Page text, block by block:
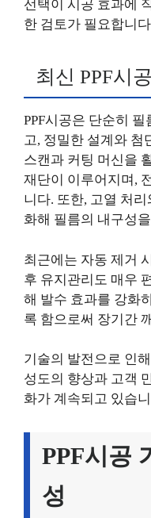
선택이 시공 효과에
한 검토가 필요합니
최신 PPF시
PPF시공은 단순히
고, 정밀한 설계와 첨
스캔과 커팅 머신을
재단이 이루어지며,
니다. 또한, 고열 처
화해 필름의 내구성
최근에는 자동 제거
후 유지관리도 매우
해 발수 효과를 강화
록 함으로써 장기간
기술의 발전으로 인
성도의 향상과 고객
화가 계속되고 있습
PPF시공
성